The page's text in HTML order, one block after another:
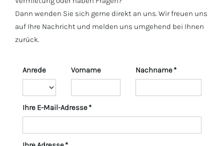
Unsere Anliegen
genommen und mit
Kommunikation und
individuelle
Qualität, Vertrauen
Dann wenden Sie sich gerne direkt an uns. Wir freuen uns
auf Ihre Nachricht und melden uns umgehend bei Ihnen
zurück.
Anrede Vorname Nachname *
Ihre E-Mail-Adresse *